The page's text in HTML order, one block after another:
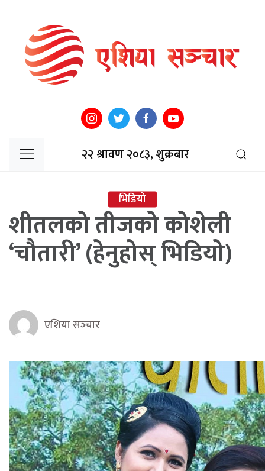
२२ श्रावण २०८३, शुक्रबार
भिडियो
शीतलको तीजको कोशेली
‘चौतारी’ (हेनुहोस् भिडियो)
एशिया सञ्‍चार